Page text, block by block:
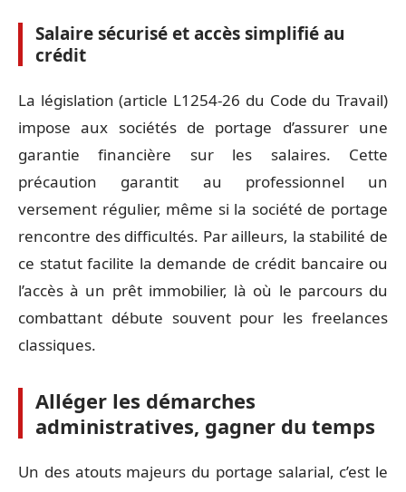
Salaire sécurisé et accès simplifié au
crédit
La législation (article L1254-26 du Code du Travail)
impose aux sociétés de portage d’assurer une
garantie financière sur les salaires. Cette
précaution garantit au professionnel un
versement régulier, même si la société de portage
rencontre des difficultés. Par ailleurs, la stabilité de
ce statut facilite la demande de crédit bancaire ou
l’accès à un prêt immobilier, là où le parcours du
combattant débute souvent pour les freelances
classiques.
Alléger les démarches
administratives, gagner du temps
Un des atouts majeurs du portage salarial, c’est le